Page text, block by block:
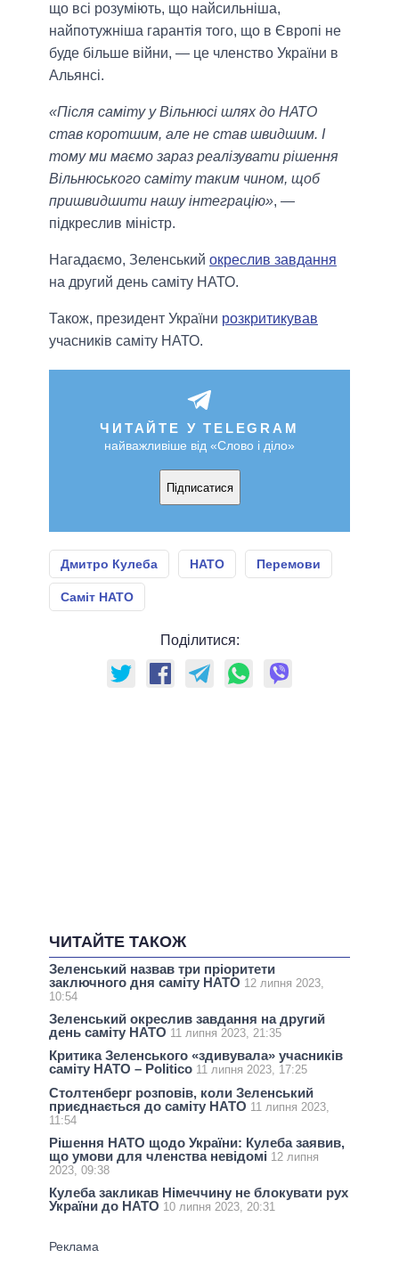
що всі розуміють, що найсильніша,
найпотужніша гарантія того, що в Європі не
буде більше війни, — це членство України в
Альянсі.
«Після саміту у Вільнюсі шлях до НАТО
став коротшим, але не став швидшим. І
тому ми маємо зараз реалізувати рішення
Вільнюського саміту таким чином, щоб
пришвидшити нашу інтеграцію», —
підкреслив міністр.
Нагадаємо, Зеленський окреслив завдання
на другий день саміту НАТО.
Також, президент України розкритикував
учасників саміту НАТО.
ЧИТАЙТЕ У TELEGRAM
найважливіше від «Слово і діло»
Підписатися
Дмитро Кулеба НАТО Перемови
Саміт НАТО
Поділитися:
ЧИТАЙТЕ ТАКОЖ
Зеленський назвав три пріоритети
заключного дня саміту НАТО 12 липня 2023,
10:54
Зеленський окреслив завдання на другий
день саміту НАТО 11 липня 2023, 21:35
Критика Зеленського «здивувала» учасників
саміту НАТО – Politico 11 липня 2023, 17:25
Столтенберг розповів, коли Зеленський
приєднається до саміту НАТО 11 липня 2023,
11:54
Рішення НАТО щодо України: Кулеба заявив,
що умови для членства невідомі 12 липня
2023, 09:38
Кулеба закликав Німеччину не блокувати рух
України до НАТО 10 липня 2023, 20:31